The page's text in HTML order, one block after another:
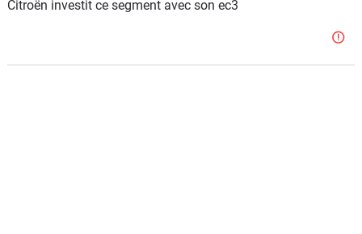
Citroën investit ce segment avec son ec3